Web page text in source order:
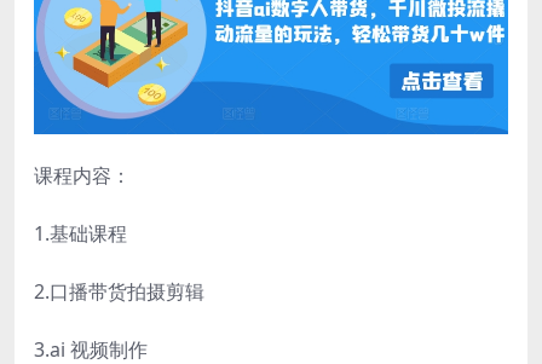
课程内容：
1.基础课程
2.口播带货拍摄剪辑
3.ai 视频制作